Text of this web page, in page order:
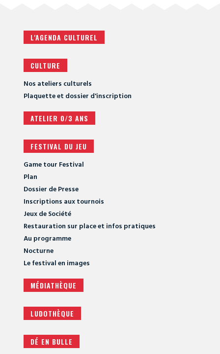
L'AGENDA CULTUREL
CULTURE
Nos ateliers culturels
Plaquette et dossier d'inscription
ATELIER 0/3 ANS
FESTIVAL DU JEU
Game tour Festival
Plan
Dossier de Presse
Inscriptions aux tournois
Jeux de Société
Restauration sur place et infos pratiques
Au programme
Nocturne
Le festival en images
MÉDIATHÈQUE
LUDOTHÈQUE
DÉ EN BULLE